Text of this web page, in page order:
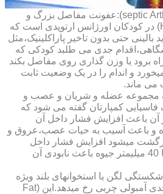
آرتریت سپتیک (septic Arthritis):عفونت مفاصل بزرگ و
عمقی مثل هیپ (Hip) در کودکان اورژانس ارتوپدی است که
حتی بدون تاخیر پاراکلینیک،مثل
جدی می طلبد کودکی که
برود یا وزن گذاری روی مفاصل بکند
و اندام را در یک وضعیت ثابت
ماند.
مجموعه عضله و شریان و عصب و
فاسیایی کمپارتان گفته می شود که
آن باعث افزایش فشار داخل آن
و باعث آسیب به حیات عصب،عروق و
میشود افزایش فشار داخل
کمپارتمان بالای 30 تا 40 میلیمتر جیوه باعث نابودی آن
لگن یا استخوانهای بلند ویژه
ران و ساق عارضه جدی آمبولی چربی رخ میدهد.این (Fat